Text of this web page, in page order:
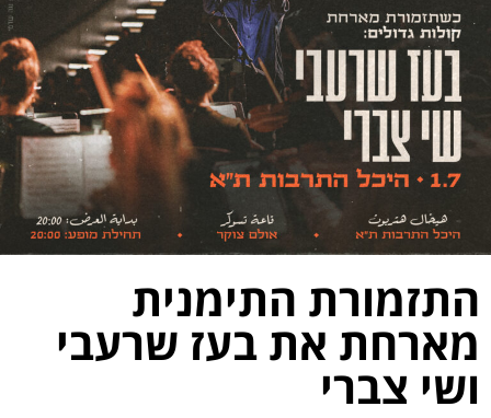
התזמורת התימנית
מארחת את בעז שרעבי
ושי צברי